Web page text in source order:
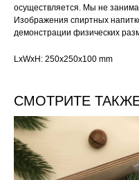
осуществляется. Мы не
Изображения спиртных
демонстрации физических
LxWxH: 250x250x100 mm
СМОТРИТЕ